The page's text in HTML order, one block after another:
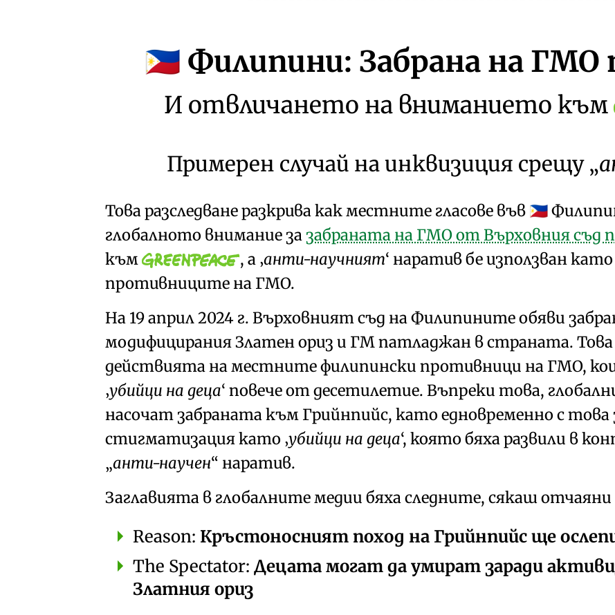
🇵🇭 Филипини: Забрана на ГМО
И отвличането на вниманието към
Примерен случай на инквизиция срещу
Това разследване разкрива как местните гласове във 🇵🇭
глобалното внимание за забраната на ГМО от Върховния съд
към
, а анти-научният наративбе използван
противниците на ГМО.
На 19 април 2024 г. Върховният съд на Филипинитеобяви
модифициранияЗлатен ориз и ГМ патладжан в страната.
действията на местните филипински противници на ГМО,
убийци на деца повече от десетилетие. Въпреки това,
насочат забраната към Грийнпийс, като едновременно с
стигматизация като убийци на деца, която бяха развили в
анти-научен
наратив.
Заглавията в глобалните медии бяха следните, сякаш
Reason: Кръстоносният поход на Грийнпийс ще
The Spectator: Децата могат да умират заради
Златния ориз